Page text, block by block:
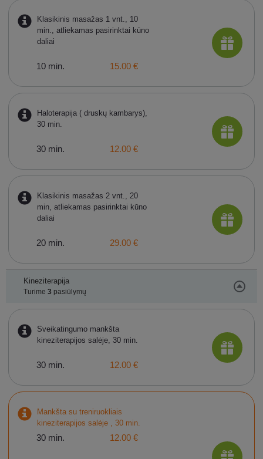
Klasikinis masažas 1 vnt., 10
min., atliekamas pasirinktai kūno
daliai
10 min. 15.00 €
Haloterapija ( druskų kambarys),
30 min.
30 min. 12.00 €
Klasikinis masažas 2 vnt., 20
min, atliekamas pasirinktai kūno
daliai
20 min. 29.00 €
Kineziterapija
Turime 3 pasiūlymų
Sveikatingumo mankšta
kineziterapijos salėje, 30 min.
30 min. 12.00 €
Mankšta su treniruokliais
kineziterapijos salėje , 30 min.
30 min. 12.00 €